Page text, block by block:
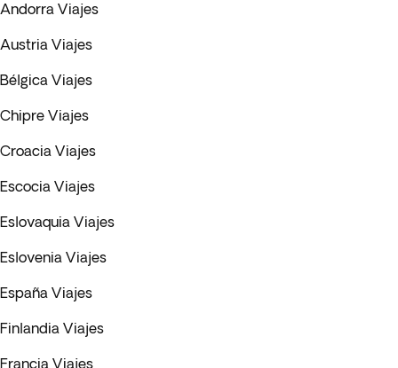
Andorra Viajes
Austria Viajes
Bélgica Viajes
Chipre Viajes
Croacia Viajes
Escocia Viajes
Eslovaquia Viajes
Eslovenia Viajes
España Viajes
Finlandia Viajes
Francia Viajes